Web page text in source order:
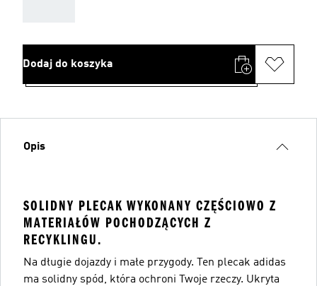
Dodaj do koszyka
Opis
SOLIDNY PLECAK WYKONANY CZĘŚCIOWO Z
MATERIAŁÓW POCHODZĄCYCH Z
RECYKLINGU.
Na długie dojazdy i małe przygody. Ten plecak adidas
ma solidny spód, która ochroni Twoje rzeczy. Ukryta